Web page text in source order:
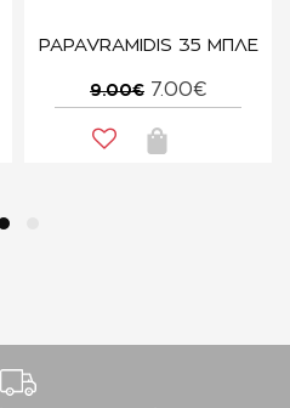
PAPAVRAMIDIS 35 ΜΠΛΕ
9.00€ 7.00€